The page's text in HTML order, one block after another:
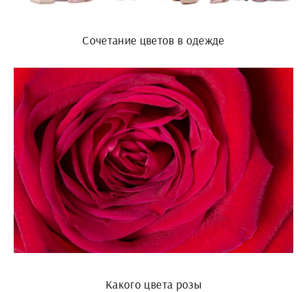
Сочетание цветов в одежде
Какого цвета розы